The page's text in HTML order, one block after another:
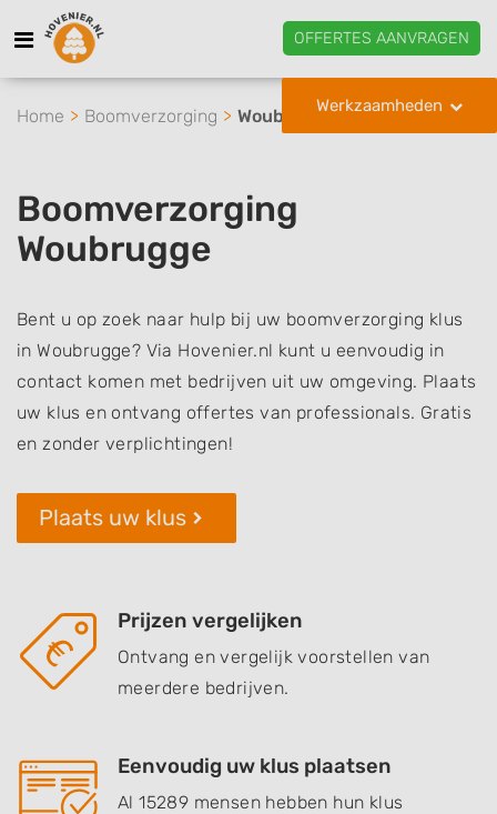
OFFERTES AANVRAGEN
Werkzaamheden
Home Boomverzorging Woubrugge
Boomverzorging
Woubrugge
Bent u op zoek naar hulp bij uw boomverzorging klus
in Woubrugge? Via Hovenier.nl kunt u eenvoudig in
contact komen met bedrijven uit uw omgeving. Plaats
uw klus en ontvang offertes van professionals. Gratis
en zonder verplichtingen!
Plaats uw klus
Prijzen vergelijken
Ontvang en vergelijk voorstellen van
meerdere bedrijven.
Eenvoudig uw klus plaatsen
Al 15289 mensen hebben hun klus